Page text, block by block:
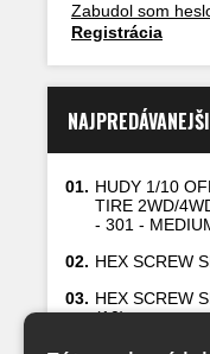
Zabudol som
Registrácia
01. HUDY 1/10
TIRE 2WD/
- 301 -
02. HEX SCREW
03. HEX SCREW
(10)